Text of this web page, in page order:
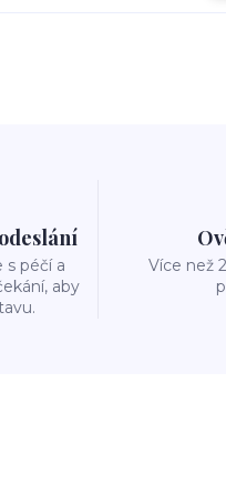
s péčí a
aby
Více než